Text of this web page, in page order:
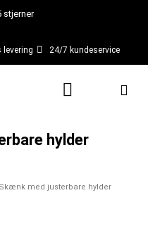
stjerner
levering 24/7 kundeservice
Kurv
hylder
med justerbare hylder